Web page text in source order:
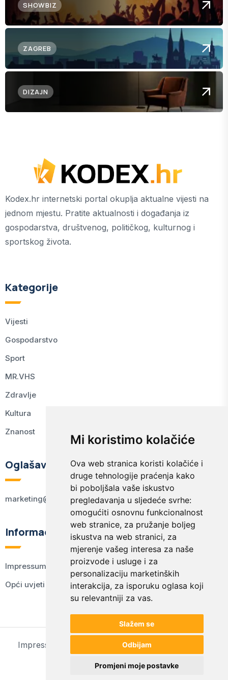
Mi koristimo kolačiće
Ova web stranica koristi kolačiće i
druge tehnologije praćenja kako
bi poboljšala vaše iskustvo
pregledavanja u sljedeće svrhe:
omogućiti osnovnu funkcionalnost
web stranice, za pružanje boljeg
iskustva na web stranici, za
mjerenje vašeg interesa za naše
proizvode i usluge i za
personalizaciju marketinških
interakcija, za isporuku oglasa koji
su relevantniji za vas.
Slažem se
Odbijam
Promjeni moje postavke
SHOWBIZ
ZAGREB
DIZAJN
Kodex.hr internetski portal okuplja aktualne vijesti na
jednom mjestu. Pratite aktualnosti i događanja iz
gospodarstva, društvenog, političkog, kulturnog i
sportskog života.
Kategorije
Vijesti
Gospodarstvo
Sport
MR.VHS
Zdravlje
Kultura
Znanost
Oglašavanje
marketing@kodex.hr
Informacije
Impressum
Opći uvjeti korištenja
Impressum Opći uvjeti korištenjaPostavke kolačića
© 2024 kodex.hr